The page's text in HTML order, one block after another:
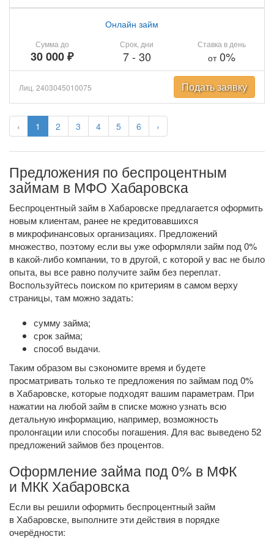
‹ 1 2 3 4 5 6 ›
Сумма до
30 000 ₽
Онлайн займ
Срок, дни
7- 30
Ставка в день
от0%
Лиц. 2403045010075 Подать заявку
Предложения по беспроцентным
займам в МФО Хабаровска
Беспроцентный займ в Хабаровске предлагается оформить
новым клиентам, ранее не кредитовавшихся
в микрофинансовых организациях. Предложений
множество, поэтому если вы уже оформляли займ под 0%
в какой-либо компании, то в другой, с которой у вас не было
опыта, вы все равно получите займ без переплат.
Воспользуйтесь поиском по критериям в самом верху
страницы, там можно задать:
сумму займа;
срок займа;
способ выдачи.
Таким образом вы сэкономите время и будете
просматривать только те предложения по займам под 0%
в Хабаровске, которые подходят вашим параметрам. При
нажатии на любой займ в списке можно узнать всю
детальную информацию, например, возможность
пролонгации или способы погашения. Для вас выведено 52
предложений займов без процентов.
Оформление займа под 0% в МФК
и МКК Хабаровска
Если вы решили оформить беспроцентный займ
в Хабаровске, выполните эти действия в порядке
очерёдности: